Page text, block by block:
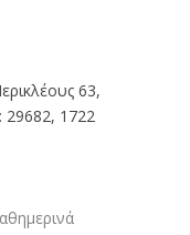
63,
29682, 1722